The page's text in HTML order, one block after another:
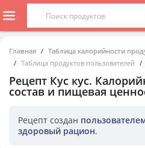
Главная
Таблица калорийности
Таблица продуктов пользователей
Рецепт Кус кус.
состав и пищевая
Рецепт создан
здоровый рацион.